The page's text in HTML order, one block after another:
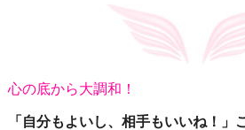
心の底から大調和！
「自分もよいし、相手もいいね！」